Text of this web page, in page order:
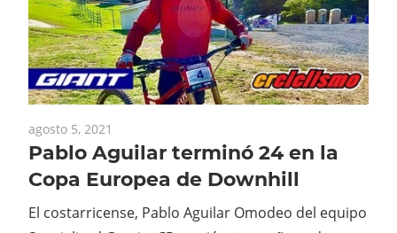
agosto 5, 2021
Pablo Aguilar terminó 24 en la
Copa Europea de Downhill
El costarricense, Pablo Aguilar Omodeo del equipo